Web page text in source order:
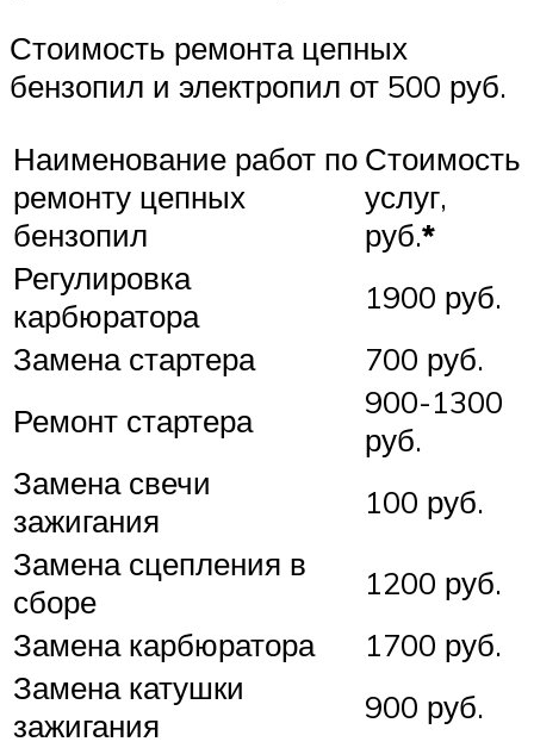
Стоимость ремонта цепных
бензопил и электропил от 500 руб.
Наименование работ по
ремонту цепных
бензопил
Стоимость
услуг,
руб.*
Регулировка
карбюратора
1900 руб.
Замена стартера
700 руб.
Ремонт стартера
900-1300
руб.
Замена свечи
зажигания
100 руб.
Замена сцепления в
сборе
1200 руб.
Замена карбюратора
1700 руб.
Замена катушки
зажигания
900 руб.